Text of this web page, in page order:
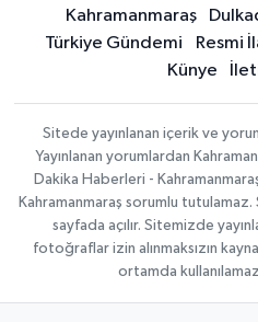
Kahramanmaraş
Türkiye Gündemi
Resmi
Künye
Sitede yayınlanan içerik ve
Yayınlanan yorumlardan
Dakika Haberleri -
Kahramanmaraş sorumlu
sayfada açılır. Sitemizde
fotoğraflar izin alınmaksızın
ortamda